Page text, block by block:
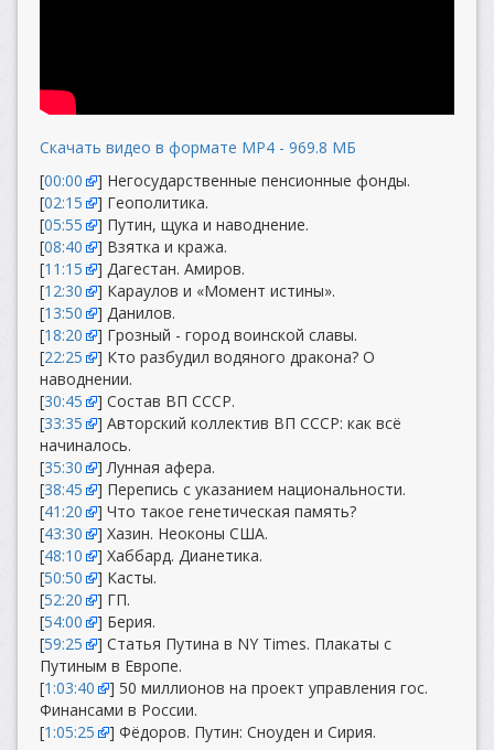
Скачать видео в формате MP4 - 969.8 МБ
[00:00
] Негосударственные пенсионные фонды.
[02:15
] Геополитика.
[05:55
] Путин, щука и наводнение.
[08:40
] Взятка и кража.
[11:15
] Дагестан. Амиров.
[12:30
] Караулов и «Момент истины».
[13:50
] Данилов.
[18:20
] Грозный - город воинской славы.
[22:25
] Кто разбудил водяного дракона? О
наводнении.
[30:45
] Состав ВП СССР.
[33:35
] Авторский коллектив ВП СССР: как всё
начиналось.
[35:30
] Лунная афера.
[38:45
] Перепись с указанием национальности.
[41:20
] Что такое генетическая память?
[43:30
] Хазин. Неоконы США.
[48:10
] Хаббард. Дианетика.
[50:50
] Касты.
[52:20
] ГП.
[54:00
] Берия.
[59:25
] Статья Путина в NY Times. Плакаты с
Путиным в Европе.
[1:03:40
] 50 миллионов на проект управления гос.
Финансами в России.
[1:05:25 ] Фёдоров. Путин: Сноуден и Сирия.